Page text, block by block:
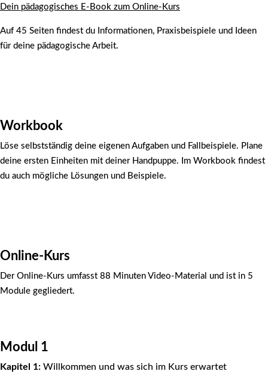
Dein pädagogisches E-Book zum Online-Kurs
Auf 45 Seiten findest du Informationen, Praxisbeispiele und Ideen
für deine pädagogische Arbeit.
Workbook
Löse selbstständig deine eigenen Aufgaben und Fallbeispiele. Plane
deine ersten Einheiten mit deiner Handpuppe. Im Workbook findest
du auch mögliche Lösungen und Beispiele.
Online-Kurs
Der Online-Kurs umfasst 88 Minuten Video-Material und ist in 5
Module gegliedert.
Modul 1
Kapitel 1: Willkommen und was sich im Kurs erwartet